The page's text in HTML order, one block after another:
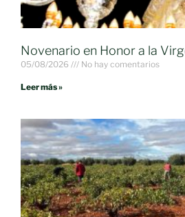
Novenario en Honor a la
05/08/2026 No hay comentarios
Leer más »